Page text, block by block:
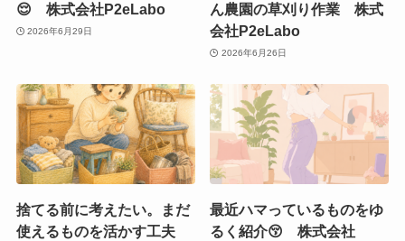
😌 株式会社P2eLabo
2026年6月29日
ん農園の草刈り作業 株式
会社P2eLabo
2026年6月26日
捨てる前に考えたい。まだ
使えるものを活かす工夫
最近ハマっているものをゆ
るく紹介😚 株式会社